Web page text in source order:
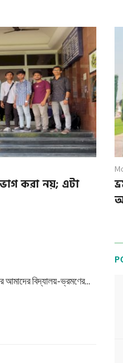
করা নয়; এটা
বিদ্যালয়-ভ্রমণের...